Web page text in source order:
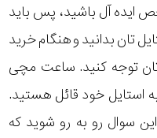
ایده آل باشید، پس باید
تان بدانید و هنگام خرید
توجه کنید. ساعت مچی
استایل خود قائل هستید.
سوال رو به رو شوید که